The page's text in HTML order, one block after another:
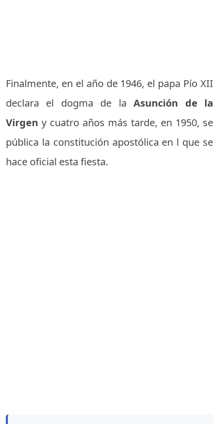
Finalmente, en el año de 1946, el papa Pío XII
declara el dogma de la Asunción de la
Virgen y cuatro años más tarde, en 1950, se
pública la constitución apostólica en l que se
hace oficial esta fiesta.